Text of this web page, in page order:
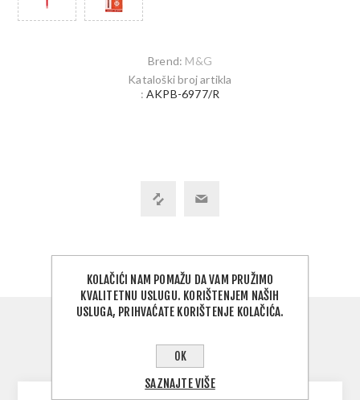
Brend: M&G
Kataloški broj artikla
: AKPB-6977/R
KONTAKTIRAJTE NAS
KOLAČIĆI NAM POMAŽU DA VAM PRUŽIMO
KVALITETNU USLUGU. KORIŠTENJEM NAŠIH
USLUGA, PRIHVAĆATE KORIŠTENJE KOLAČIĆA.
OK
SAZNAJTE VIŠE